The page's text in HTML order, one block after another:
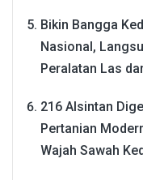
Bikin Bangga
Nasional,
Peralatan Las
216 Alsintan
Pertanian
Wajah Sawah